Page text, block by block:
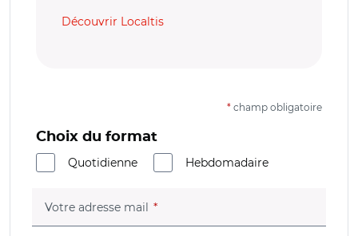
Découvrir Localtis
* champ obligatoire
Choix du format
Quotidienne
Hebdomadaire
Votre adresse mail (champ obligatoire)